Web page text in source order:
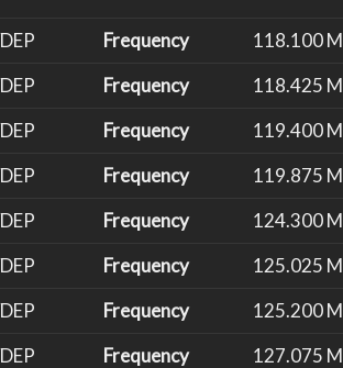
Frequency
118.100
Frequency
118.425
Frequency
119.400
Frequency
119.875
Frequency
124.300
Frequency
125.025
Frequency
125.200
Frequency
127.075